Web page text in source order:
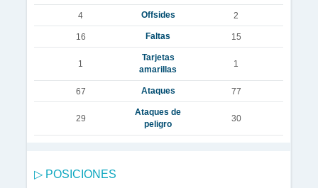
4 Offsides 2
16 Faltas 15
1
Tarjetas
amarillas
1
67 Ataques 77
29
Ataques de
peligro
30
▷ POSICIONES